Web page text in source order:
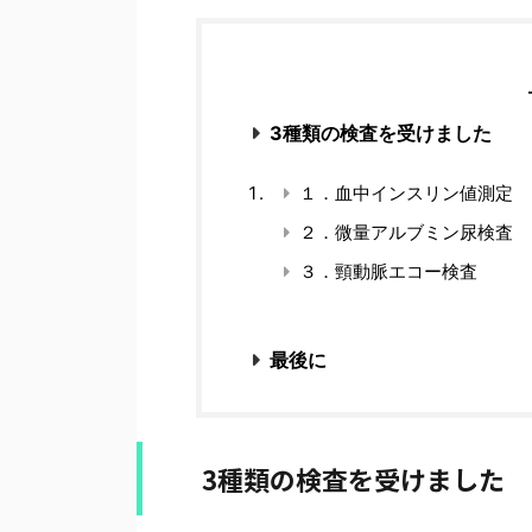
3種類の検査を受けました
１．血中インスリン値測定
２．微量アルブミン尿検査
３．頸動脈エコー検査
最後に
3種類の検査を受けました